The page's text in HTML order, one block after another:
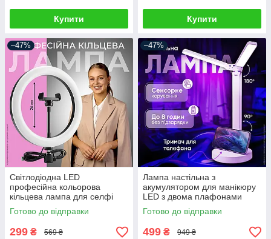
Купити Купити
–47%
Світлодіодна LED
професійна кольорова
кільцева лампа для селфі
блогерів предметної зйомки
26 см для фото і відео
Готово до відправки
299 ₴ 569 ₴
–47%
Лампа настільна з
акумулятором для манікюру
LED з двома плафонами
підставкою для телефону
сенсорним керуванням 3
режими світла
Готово до відправки
499 ₴ 949 ₴